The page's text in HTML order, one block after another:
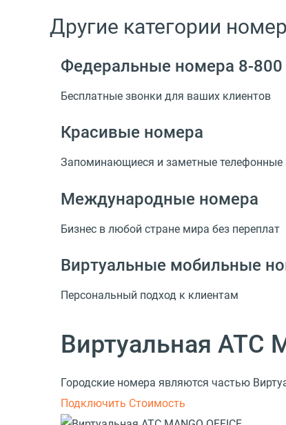
Другие категории
Федеральные номера 8-800
Бесплатные звонки для ваших клиентов
Красивые номера
Запоминающиеся и заметные телефонные
Международные номера
Бизнес в любой стране мира без переплат
Виртуальные мобильные
Персональный подход к клиентам
Виртуальная АТС
Городские номера являются частью
Подключить Стоимость